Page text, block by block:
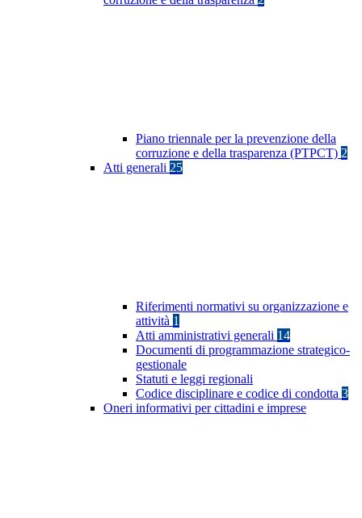
Piano triennale per la prevenzione della
corruzione e della trasparenza (PTPCT) 2
Atti generali 25
Riferimenti normativi su organizzazione e
attività 1
Atti amministrativi generali 14
Documenti di programmazione strategico-
gestionale
Statuti e leggi regionali
Codice disciplinare e codice di condotta 3
Oneri informativi per cittadini e imprese